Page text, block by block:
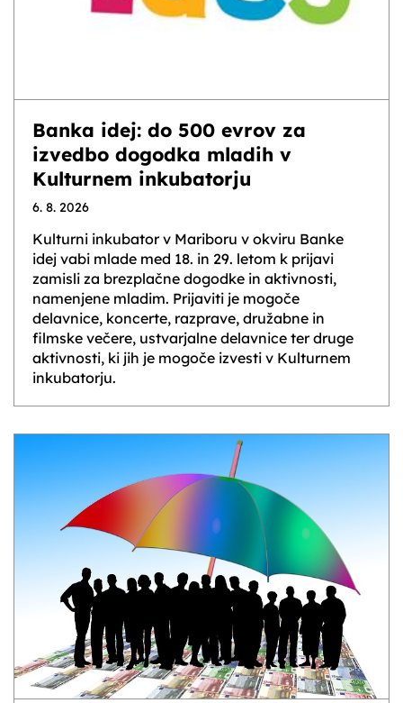
Banka idej: do 500 evrov za
izvedbo dogodka mladih v
Kulturnem inkubatorju
6. 8. 2026
Kulturni inkubator v Mariboru v okviru Banke
idej vabi mlade med 18. in 29. letom k prijavi
zamisli za brezplačne dogodke in aktivnosti,
namenjene mladim. Prijaviti je mogoče
delavnice, koncerte, razprave, družabne in
filmske večere, ustvarjalne delavnice ter druge
aktivnosti, ki jih je mogoče izvesti v Kulturnem
inkubatorju.